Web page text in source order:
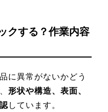
クする？作業内容
に異常がないかどう
形状や構造、表面、
しています。